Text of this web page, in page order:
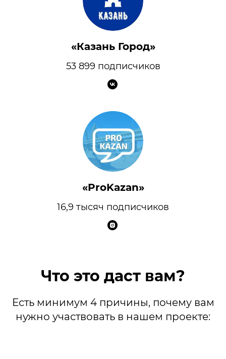
«Казань Город»
53 899 подписчиков
«ProKazan»
16,9 тысяч подписчиков
Что это даст вам?
Есть минимум 4 причины, почему вам
нужно участвовать в нашем проекте: